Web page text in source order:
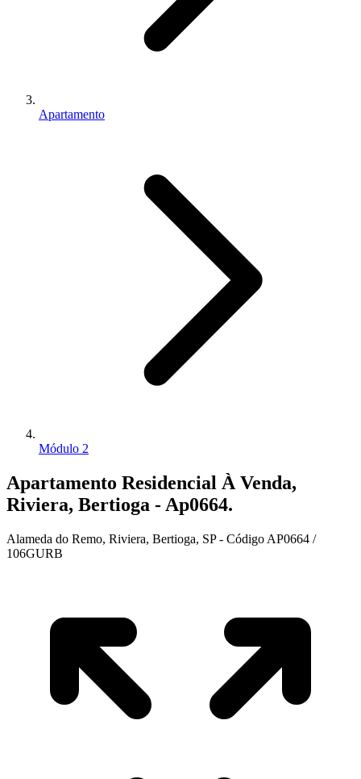
Apartamento
Módulo 2
Apartamento Residencial À Venda,
Riviera, Bertioga - Ap0664.
Alameda do Remo, Riviera, Bertioga, SP - Código AP0664 /
106GURB